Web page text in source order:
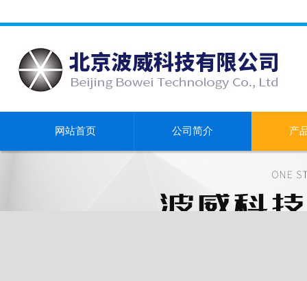
网站首页 公司简介 产